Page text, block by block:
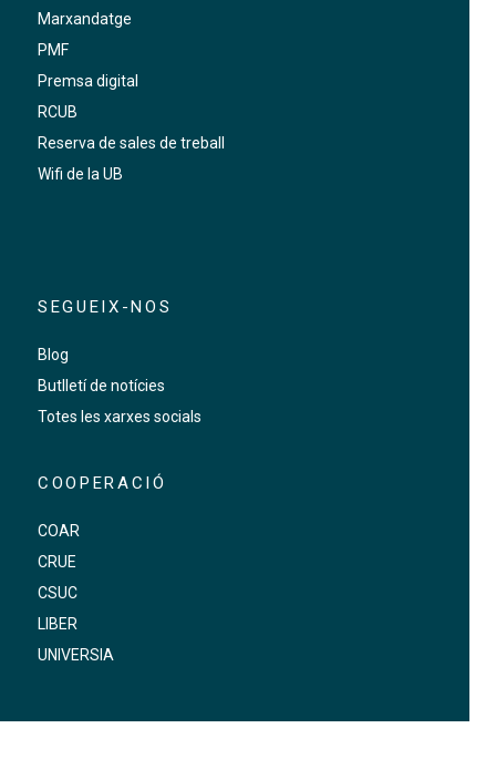
Marxandatge
PMF
Premsa digital
RCUB
Reserva de sales de treball
Wifi de la UB
SEGUEIX-NOS
Blog
Butlletí de notícies
Totes les xarxes socials
COOPERACIÓ
COAR
CRUE
CSUC
LIBER
UNIVERSIA